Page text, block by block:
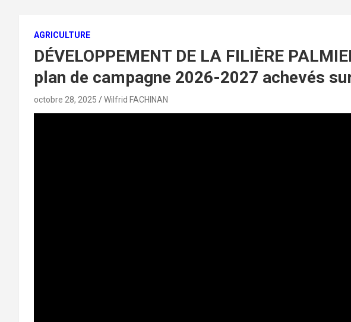
AGRICULTURE
DÉVELOPPEMENT DE LA FILIÈRE
plan de campagne 2026-2027 achevés
octobre 28, 2025 Wilfrid FACHINAN